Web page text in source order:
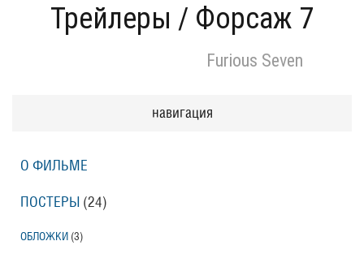
Трейлеры / Форсаж 7
Furious Seven
навигация
О ФИЛЬМЕ
ПОСТЕРЫ (24)
ОБЛОЖКИ (3)